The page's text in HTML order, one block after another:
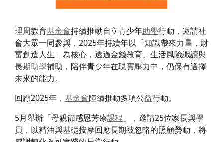
理周教育基金會持續推動自立青少年助學行動，邀請社
會大眾一同參與，2025年持續年以「知識帶來力量，財
富創造人生」為核心，透過金錢教育、生活風險識讀與
長期助學補助，陪伴青少年在現實壓力中，仍保有選擇
未來的能力。
回顧2025年， 基金會陸續推動多項公益行動。
5月舉辦「母親節感恩芳療課程」，邀請25位家長與學
員，以精油與基礎按摩回應長期被忽略的照顧勞動，將